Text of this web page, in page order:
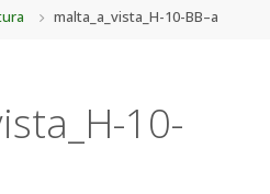
malta_a_vista_H-10-BB–a
10-